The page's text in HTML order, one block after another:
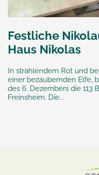
Festliche
Haus Nikolas
In strahlendem Rot und
einer bezaubernden Elfe,
des 6. Dezembers die 113
Freinsheim. Die...